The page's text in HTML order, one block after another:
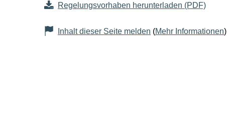
Regelungsvorhaben herunterladen (PDF)
Inhalt dieser Seite melden (Mehr Informationen)